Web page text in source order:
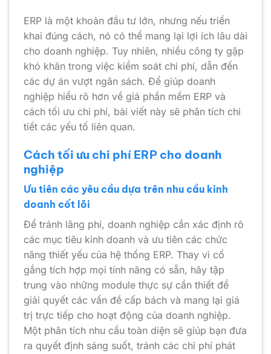
ERP là một khoản đầu tư lớn, nhưng nếu triển
khai đúng cách, nó có thể mang lại lợi ích lâu dài
cho doanh nghiệp. Tuy nhiên, nhiều công ty gặp
khó khăn trong việc kiểm soát chi phí, dẫn đến
các dự án vượt ngân sách. Để giúp doanh
nghiệp hiểu rõ hơn về giá phần mềm ERP và
cách tối ưu chi phí, bài viết này sẽ phân tích chi
tiết các yếu tố liên quan.
Cách tối ưu chi phí ERP cho doanh
nghiệp
Ưu tiên các yêu cầu dựa trên nhu cầu kinh
doanh cốt lõi
Để tránh lãng phí, doanh nghiệp cần xác định rõ
các mục tiêu kinh doanh và ưu tiên các chức
năng thiết yếu của hệ thống ERP. Thay vì cố
gắng tích hợp mọi tính năng có sẵn, hãy tập
trung vào những module thực sự cần thiết để
giải quyết các vấn đề cấp bách và mang lại giá
trị trực tiếp cho hoạt động của doanh nghiệp.
Một phân tích nhu cầu toàn diện sẽ giúp bạn đưa
ra quyết định sáng suốt, tránh các chi phí phát